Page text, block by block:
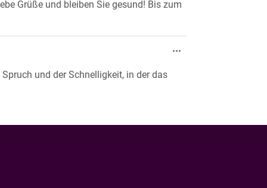
Grüße und bleiben Sie gesund! Bis zum
und der Schnelligkeit, in der das
...Diese